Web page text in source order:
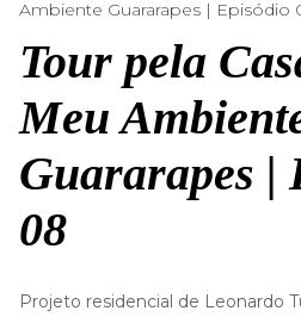
Ambiente Guararapes | Episódio
Tour pela
Meu
Guararapes |
08
Projeto residencial de Leonardo